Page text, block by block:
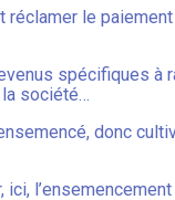
réclamer le
spécifiques à
la société…
donc